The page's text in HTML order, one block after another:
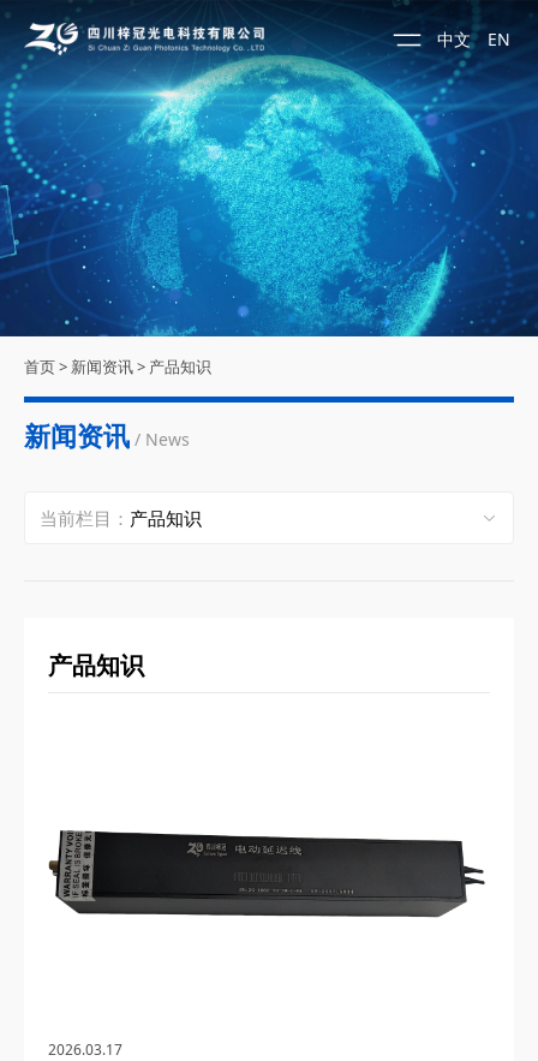
中文 EN
首页> 新闻资讯> 产品知识
新闻资讯 / News
当前栏目：
产品知识
2026.03.17